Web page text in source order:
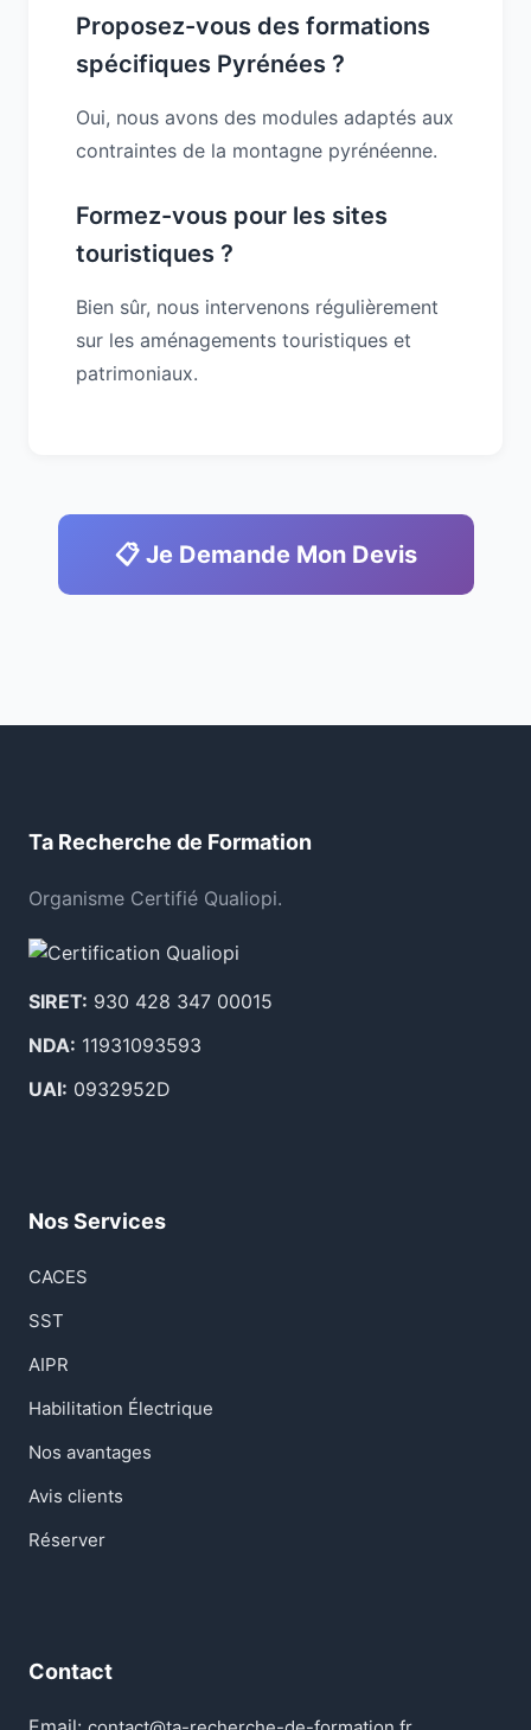
Proposez-vous des formations
spécifiques Pyrénées ?
Oui, nous avons des modules adaptés aux
contraintes de la montagne pyrénéenne.
Formez-vous pour les sites
touristiques ?
Bien sûr, nous intervenons régulièrement
sur les aménagements touristiques et
patrimoniaux.
📋 Je Demande Mon Devis
Ta Recherche de Formation
Organisme Certifié Qualiopi.
SIRET: 930 428 347 00015
NDA: 11931093593
UAI: 0932952D
Nos Services
CACES
SST
AIPR
Habilitation Électrique
Nos avantages
Avis clients
Réserver
Contact